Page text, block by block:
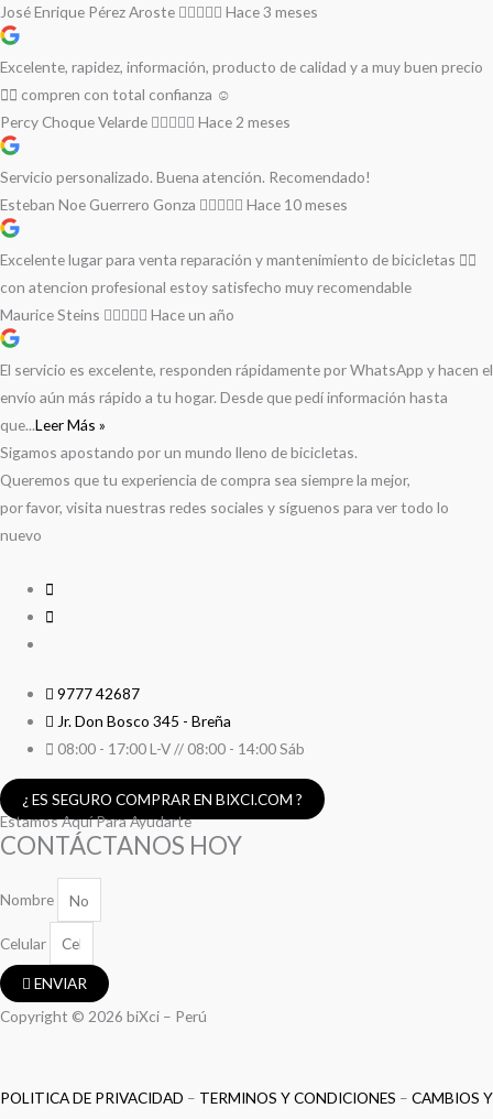
José Enrique Pérez Aroste Hace 3 meses
Excelente, rapidez, información, producto de calidad y a muy buen precio
👌🏻 compren con total confianza ☺️
Percy Choque Velarde
Hace 2 meses
Servicio personalizado. Buena atención. Recomendado!
Esteban Noe Guerrero Gonza
Hace 10 meses
Excelente lugar para venta reparación y mantenimiento de bicicletas 🚵‍♀️
con atencion profesional estoy satisfecho muy recomendable
Maurice Steins
Hace un año
El servicio es excelente, responden rápidamente por WhatsApp y hacen el
envío aún más rápido a tu hogar. Desde que pedí información hasta
que...Leer Más »
Sigamos apostando por un mundo lleno de bicicletas.
Queremos que tu experiencia de compra sea siempre la mejor,
por favor, visita nuestras redes sociales y síguenos para ver todo lo
nuevo
9777 42687
Jr. Don Bosco 345 - Breña
08:00 - 17:00 L-V // 08:00 - 14:00 Sáb
¿ ES SEGURO COMPRAR EN BIXCI.COM ?
Estamos Aquí Para Ayudarte
CONTÁCTANOS HOY
Nombre
Celular
ENVIAR
Copyright © 2026 biXci – Perú
POLITICA DE PRIVACIDAD – TERMINOS Y CONDICIONES – CAMBIOS Y